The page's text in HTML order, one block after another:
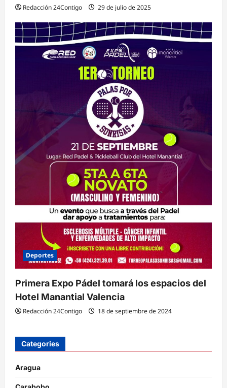
Redacción 24Contigo 29 de julio de 2025
Deportes
Primera Expo Pádel tomará los espacios del
Hotel Manantial Valencia
Redacción 24Contigo 18 de septiembre de 2024
Categories
Aragua